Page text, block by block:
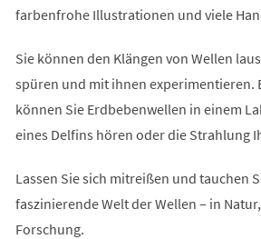
farbenfrohe Illustrationen und viele
Sie können den Klängen von Wellen
spüren und mit ihnen experimentieren.
können Sie Erdbebenwellen in einem
eines Delfins hören oder die Strahlung
Lassen Sie sich mitreißen und tauchen
faszinierende Welt der Wellen – in
Forschung.